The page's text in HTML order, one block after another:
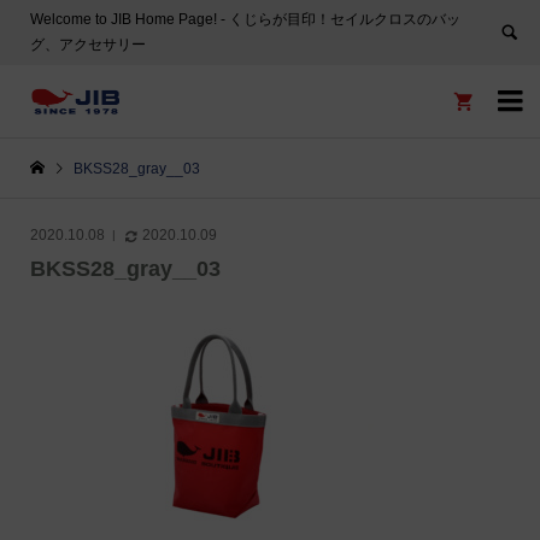
Welcome to JIB Home Page! ‐ くじらが目印！セイルクロスのバッ
グ、アクセサリー


BKSS28_gray__03
2020.10.08 2020.10.09
BKSS28_gray__03